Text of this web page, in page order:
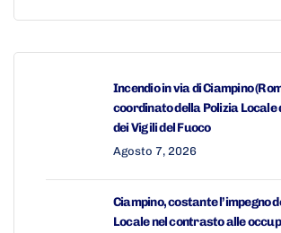
Incendio in via di Ciampino
coordinato della Polizia Locale
dei Vigili del Fuoco
Agosto 7, 2026
Ciampino, costante l’impegno
Locale nel contrasto alle